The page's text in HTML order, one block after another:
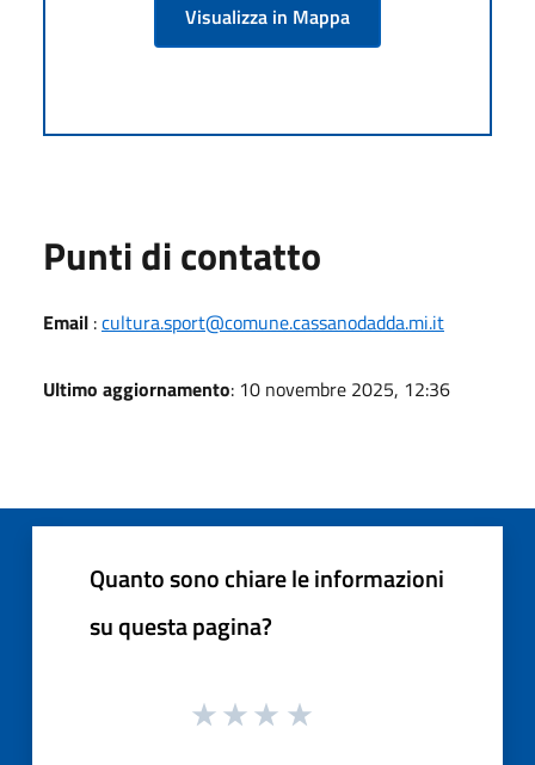
Visualizza in Mappa
Punti di contatto
Email :cultura.sport@comune.cassanodadda.mi.it
Ultimo aggiornamento: 10 novembre 2025, 12:36
Quanto sono chiare le informazioni
su questa pagina?